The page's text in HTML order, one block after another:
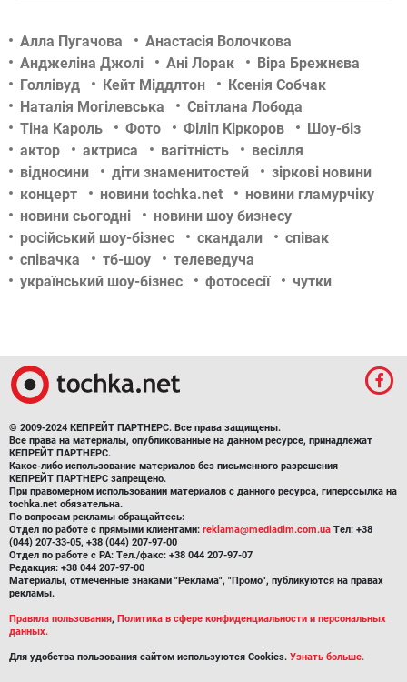
Алла Пугачова
Анастасія Волочкова
Анджеліна Джолі
Ані Лорак
Віра Брежнєва
Голлівуд
Кейт Міддлтон
Ксенія Собчак
Наталія Могілевська
Світлана Лобода
Тіна Кароль
Фото Філіп Кіркоров
Шоу-біз
актор
актриса вагітність
весілля
відносини
діти знаменитостей
зіркові новини
концерт
новини tochka.net
новини гламурчіку
новини сьогодні
новини шоу бизнесу
російський шоу-бізнес
скандали
співак
співачка
тб-шоу
телеведуча
український шоу-бізнес
фотосесії чутки
© 2009-2024 КЕПРЕЙТ ПАРТНЕРС. Все права защищены.
Все права на материалы, опубликованные на данном ресурсе, принадлежат
КЕПРЕЙТ ПАРТНЕРС.
Какое-либо использование материалов без письменного разрешения
КЕПРЕЙТ ПАРТНЕРС запрещено.
При правомерном использовании материалов с данного ресурса, гиперссылка на
tochka.net обязательна.
По вопросам рекламы обращайтесь:
Отдел по работе с прямыми клиентами: reklama@mediadim.com.ua Тел: +38
(044) 207-33-05, +38 (044) 207-97-00
Отдел по работе с РА: Тел./факс: +38 044 207-97-07
Редакция: +38 044 207-97-00
Материалы, отмеченные знаками "Реклама", "Промо", публикуются на правах
рекламы.
Правила пользования, Политика в сфере конфиденциальности и персональных
данных.
Для удобства пользования сайтом используются Cookies. Узнать больше.